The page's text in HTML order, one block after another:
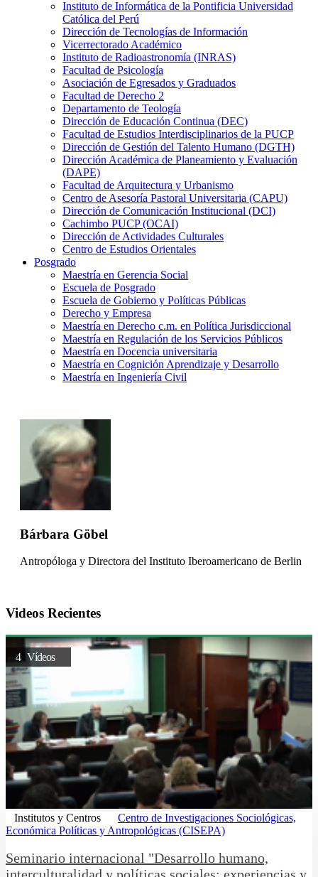
Instituto de Informática de la Pontificia Universidad
Católica del Perú
Dirección de Tecnologías de Información
Vicerrectorado Académico
Instituto de Radioastronomía (INRAS)
Facultad de Psicología
Asociación de Egresados y Graduados
Facultad de Derecho 2
Departamento de Teología
Dirección de Educación Continua (DEC)
Facultad de Estudios Interdisciplinarios de la PUCP
Dirección de Gestión del Talento Humano (DGTH)
Dirección Académica de Planeamiento y Evaluación
(DAPE)
Facultad de Arquitectura y Urbanismo
Centro de Asesoría Pastoral Universitaria (CAPU)
Dirección de Comunicación Institucional (DCI)
Cachimbo PUCP (OCAI)
Dirección de Actividades Culturales
Centro de Estudios Orientales
Posgrado
Maestría en Gerencia Social
Escuela de Posgrado
Escuela de Gobierno y Políticas Públicas
Derecho y Empresa
Maestría en Derecho c.m. en Política Jurisdiccional
Maestría en Regulación de los Servicios Públicos
Maestría en Docencia universitaria
Maestría en Cognición Aprendizaje y Desarrollo
Maestría en Ingeniería Civil
Bárbara Göbel
Antropóloga y Directora del Instituto Iberoamericano de Berlin
Videos Recientes
4 Vídeos
Institutos y Centros
Centro de Investigaciones Sociológicas,
Económica Políticas y Antropológicas (CISEPA)
Seminario internacional "Desarrollo humano,